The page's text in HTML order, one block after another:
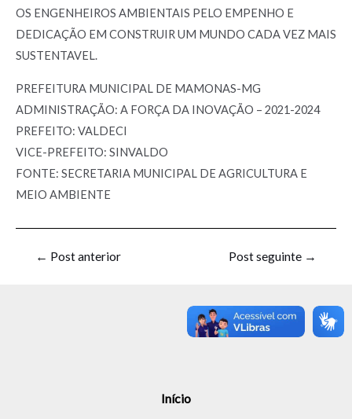
OS ENGENHEIROS AMBIENTAIS PELO EMPENHO E
DEDICAÇÃO EM CONSTRUIR UM MUNDO CADA VEZ MAIS
SUSTENTAVEL.
PREFEITURA MUNICIPAL DE MAMONAS-MG
ADMINISTRAÇÃO: A FORÇA DA INOVAÇÃO – 2021-2024
PREFEITO: VALDECI
VICE-PREFEITO: SINVALDO
FONTE: SECRETARIA MUNICIPAL DE AGRICULTURA E
MEIO AMBIENTE
← Post anterior Post seguinte →
Início